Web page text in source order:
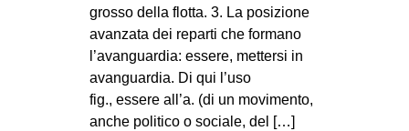
grosso della flotta. 3. La posizione
avanzata dei reparti che formano
l’avanguardia: essere, mettersi in
avanguardia. Di qui l’uso
fig., essere all’a. (di un movimento,
anche politico o sociale, del […]